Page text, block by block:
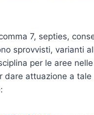
7, septies,
sprovvisti, varianti
per le aree
dare attuazione a